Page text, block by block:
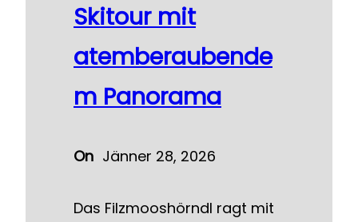
Skitour mit
atemberaubende
m Panorama
On Jänner 28, 2026
Das Filzmooshörndl ragt mit